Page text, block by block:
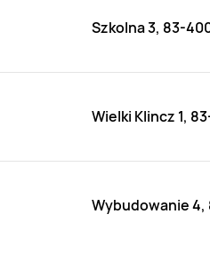
Szkolna 3, 83-
Wielki Klincz 1,
Wybudowanie